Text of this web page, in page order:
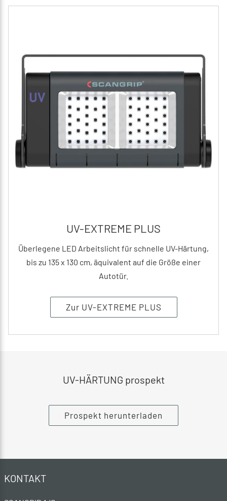
UV-EXTREME PLUS
Überlegene LED Arbeitslicht für schnelle UV-Härtung,
bis zu 135 x 130 cm, äquivalent auf die Größe einer
Autotür.
Zur UV-EXTREME PLUS
UV-HÄRTUNG prospekt
Prospekt herunterladen
KONTAKT